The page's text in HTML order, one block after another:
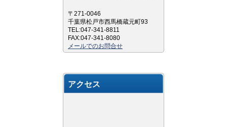
〒271-0046
千葉県松戸市西馬橋蔵元町93
TEL:047-341-8811
FAX:047-341-8080
メールでのお問合せ
アクセス